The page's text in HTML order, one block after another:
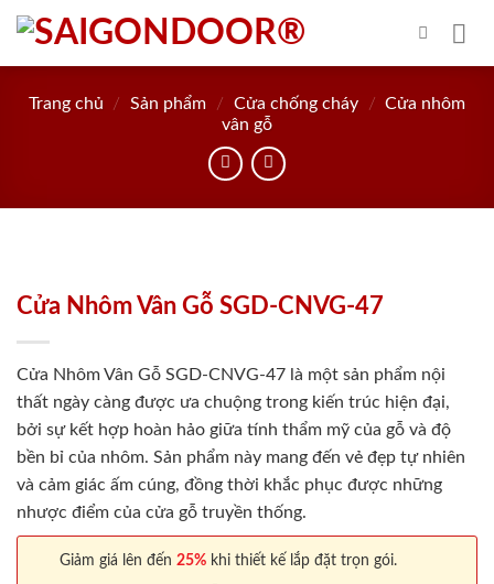
Skip
content
Trang chủ / Sản phẩm / Cửa chống cháy / Cửa nhôm
vân gỗ
Cửa Nhôm Vân Gỗ SGD-CNVG-47
Cửa Nhôm Vân Gỗ SGD-CNVG-47 là một sản phẩm nội
thất ngày càng được ưa chuộng trong kiến trúc hiện đại,
bởi sự kết hợp hoàn hảo giữa tính thẩm mỹ của gỗ và độ
bền bỉ của nhôm. Sản phẩm này mang đến vẻ đẹp tự nhiên
và cảm giác ấm cúng, đồng thời khắc phục được những
nhược điểm của cửa gỗ truyền thống.
Giảm giá lên đến 25% khi thiết kế lắp đặt trọn gói.